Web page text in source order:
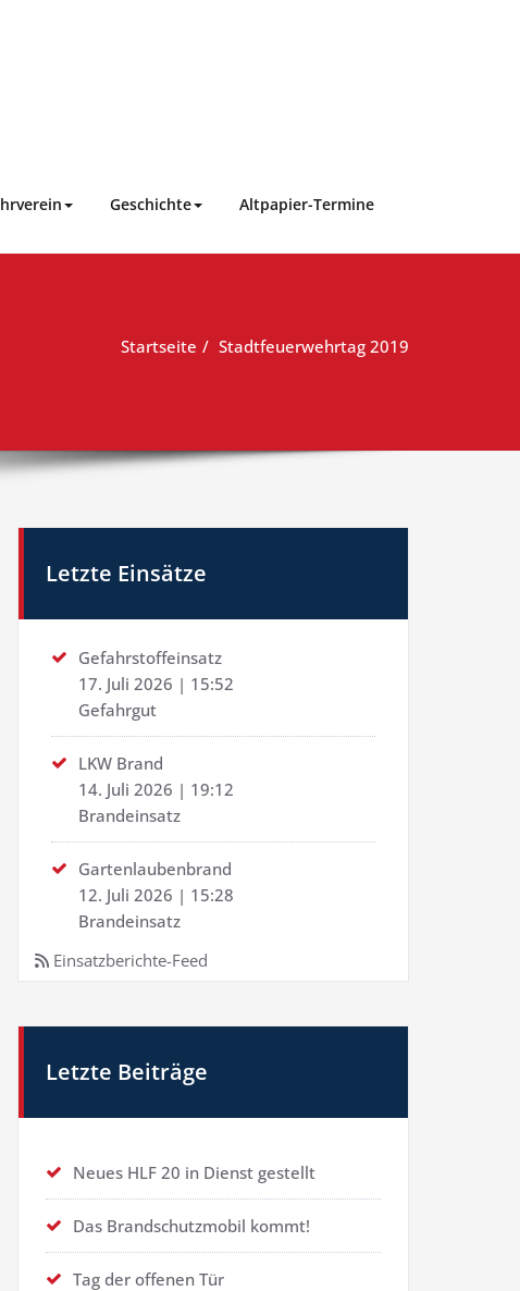
Geschichte Altpapier-Termine
Startseite Stadtfeuerwehrtag 2019
Letzte Einsätze
Gefahrstoffeinsatz
17. Juli 2026 | 15:52
Gefahrgut
LKW Brand
14. Juli 2026 | 19:12
Brandeinsatz
Gartenlaubenbrand
12. Juli 2026 | 15:28
Brandeinsatz
Einsatzberichte-Feed
Letzte Beiträge
Neues HLF 20 in Dienst gestellt
Das Brandschutzmobil kommt!
Tag der offenen Tür